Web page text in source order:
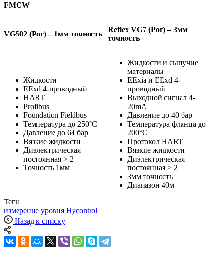
FMCW
VG502 (Рог) – 1мм точность
Reflex VG7 (Рог) – 3мм
точность
Жидкости
EExd 4-проводный
HART
Profibus
Foundation Fieldbus
Температура до 250°C
Давление до 64 бар
Вязкие жидкости
Диэлектрическая
постоянная > 2
Точность 1мм
Жидкости и сыпучие
материалы
EExia и EExd 4-
проводный
Выходной сигнал 4-
20mA
Давление до 40 бар
Температура фланца до
200°C
Протокол HART
Вязкие жидкости
Диэлектрическая
постоянная > 2
3мм точность
Диапазон 40м
Теги
измерение уровня Hycontrol
Назад к списку